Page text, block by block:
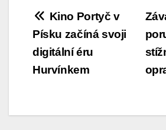
Navigace
pro
příspěvek
Kino Portyč v
Písku začíná svoji
digitální éru
Hurvínkem